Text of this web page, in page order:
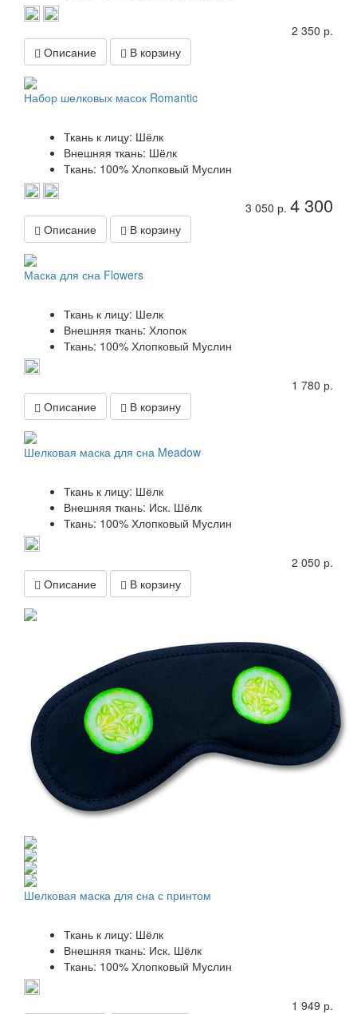
2 350 р.
Описание
В корзину
Набор шелковых масок Romantic
Ткань к лицу: Шёлк
Внешняя ткань: Шёлк
Ткань: 100% Хлопковый Муслин
3 050 р. 4 300
Описание В корзину
Маска для сна Flowers
Ткань к лицу: Шелк
Внешняя ткань: Хлопок
Ткань: 100% Хлопковый Муслин
1 780 р.
Описание
В корзину
Шелковая маска для сна Meadow
Ткань к лицу: Шёлк
Внешняя ткань: Иск. Шёлк
Ткань: 100% Хлопковый Муслин
2 050 р.
Описание
В корзину
Шелковая маска для сна с принтом
Ткань к лицу: Шёлк
Внешняя ткань: Иск. Шёлк
Ткань: 100% Хлопковый Муслин
1 949 р.